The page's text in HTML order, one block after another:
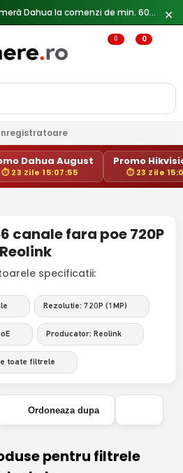
🎁 Câștigă săptămânal o cameră Dahua la comenzi de min. 600 lei — ✕
0 0
Dahua August
⏱ 23 Zile 15:07:55
Promo
⏱ 23 Zile
canale fara poe 720P
Reolink
specificatii:
Rezolutie: 720P (1MP)
Producator: Reolink
toate filtrele
Ordoneaza dupa
pentru filtrele